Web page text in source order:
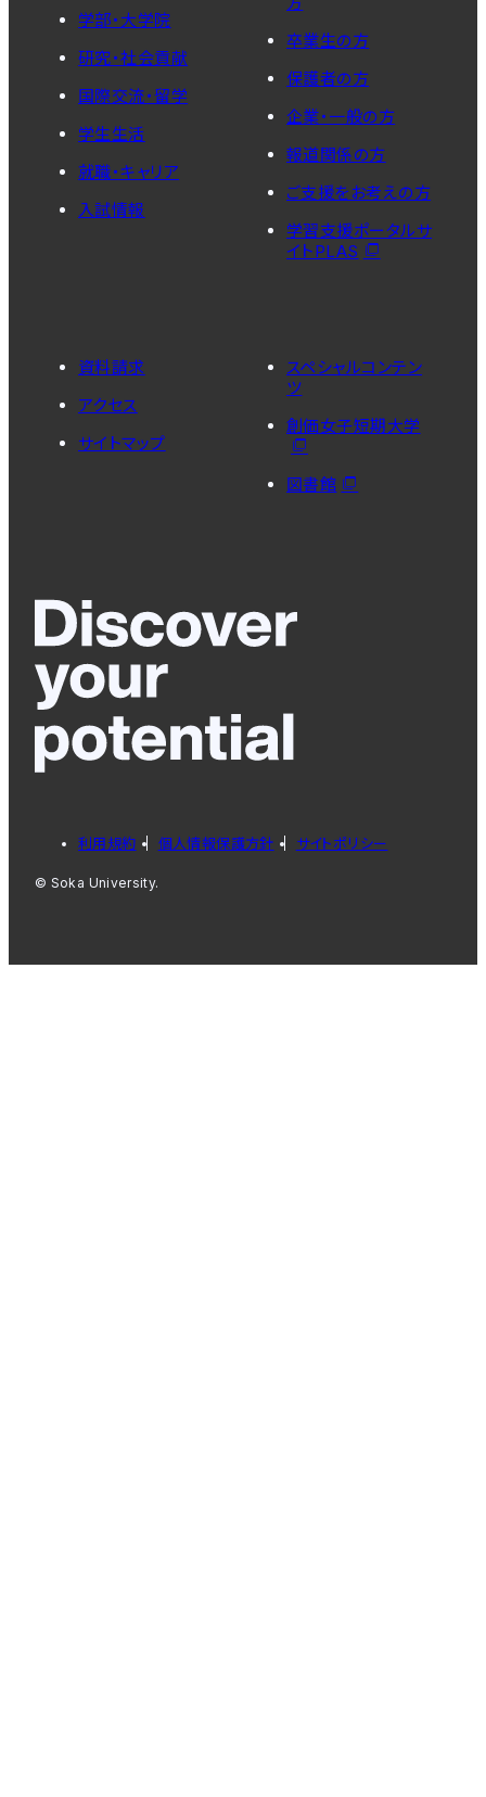
学部・大学院
研究・社会貢献
国際交流・留学
学生生活
就職・キャリア
入試情報
卒業生の方
保護者の方
企業・一般の方
報道関係の方
ご支援をお考えの方
学習支援ポータルサ
イトPLAS
資料請求
アクセス
サイトマップ
スペシャルコンテン
ツ
創価女子短期大学
図書館
利用規約 個人情報保護方針 サイトポリシー
© Soka University.